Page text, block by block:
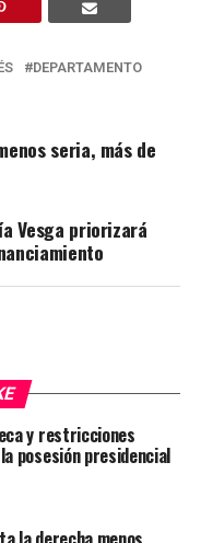
DEPARTAMENTO
seria, más de
Vesga priorizará
y restricciones
posesión presidencial